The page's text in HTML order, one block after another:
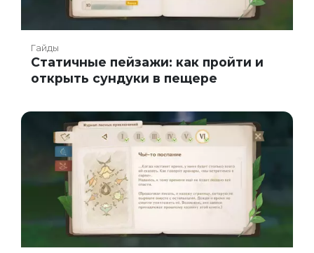
Гайды
Статичные пейзажи: как пройти и
открыть сундуки в пещере